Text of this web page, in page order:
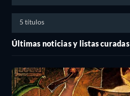
5 títulos
Últimas noticias y listas curadas